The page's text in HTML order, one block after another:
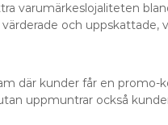
varumärkeslojaliteten
och uppskattade,
där kunder får en
uppmuntrar också